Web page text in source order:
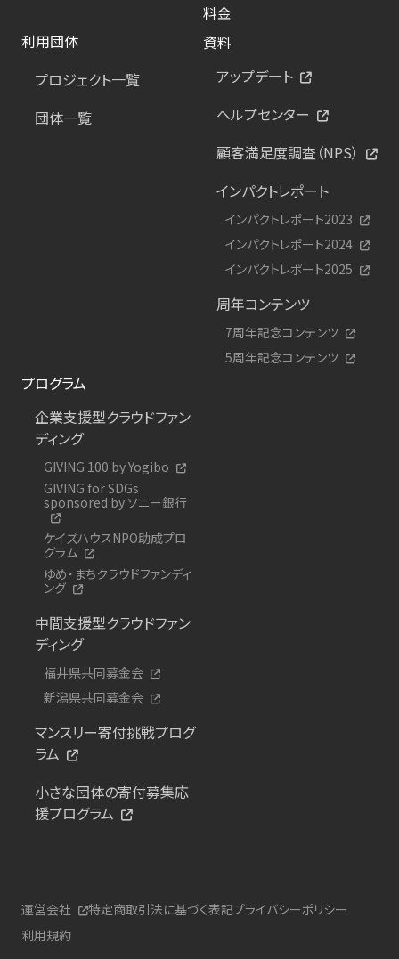
料金
利用団体
プロジェクト一覧
団体一覧
資料
アップデート
ヘルプセンター
顧客満足度調査（NPS）
インパクトレポート
インパクトレポート2023
インパクトレポート2024
インパクトレポート2025
周年コンテンツ
7周年記念コンテンツ
5周年記念コンテンツ
プログラム
企業支援型クラウドファン
ディング
GIVING 100 by Yogibo
GIVING for SDGs
sponsored by ソニー銀行
ケイズハウスNPO助成プロ
グラム
ゆめ・まちクラウドファンディ
ング
中間支援型クラウドファン
ディング
福井県共同募金会
新潟県共同募金会
マンスリー寄付挑戦プログ
ラム
小さな団体の寄付募集応
援プログラム
運営会社 特定商取引法に基づく表記プライバシーポリシー
利用規約